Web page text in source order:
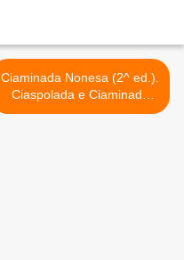
Ciaminada Nonesa (2^ ed.).
Ciaspolada e Ciaminada
Nonesa unite nello sport >